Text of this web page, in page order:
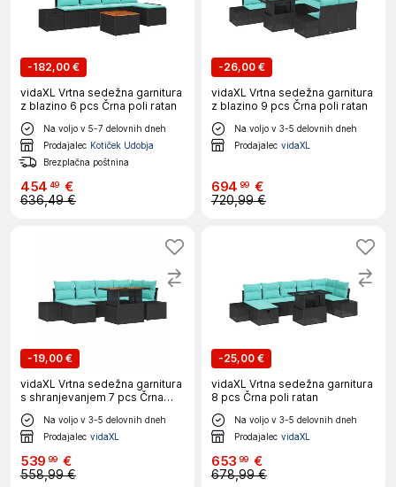
-182,00 €
vidaXL Vrtna sedežna garnitura
z blazino 6 pcs Črna poli ratan
Na voljo v 5-7 delovnih dneh
Prodajalec Kotiček Udobja
Brezplačna poštnina
454 49 €
636,49 €
-26,00 €
vidaXL Vrtna sedežna garnitura
z blazino 9 pcs Črna poli ratan
Na voljo v 3-5 delovnih dneh
Prodajalec vidaXL
694 99 €
720,99 €
-19,00 €
vidaXL Vrtna sedežna garnitura
s shranjevanjem 7 pcs Črna
Poly ratan
Na voljo v 3-5 delovnih dneh
Prodajalec vidaXL
539 99 €
558,99 €
-25,00 €
vidaXL Vrtna sedežna garnitura
8 pcs Črna poli ratan
Na voljo v 3-5 delovnih dneh
Prodajalec vidaXL
653 99 €
678,99 €